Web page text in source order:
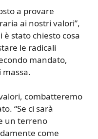
a provare
ai nostri valori”,
stato chiesto cosa
le radicali
mandato,
massa.
combatteremo
“Se ci sarà
un terreno
come